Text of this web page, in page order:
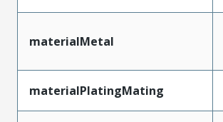
materialMetal
materialPlatingMating